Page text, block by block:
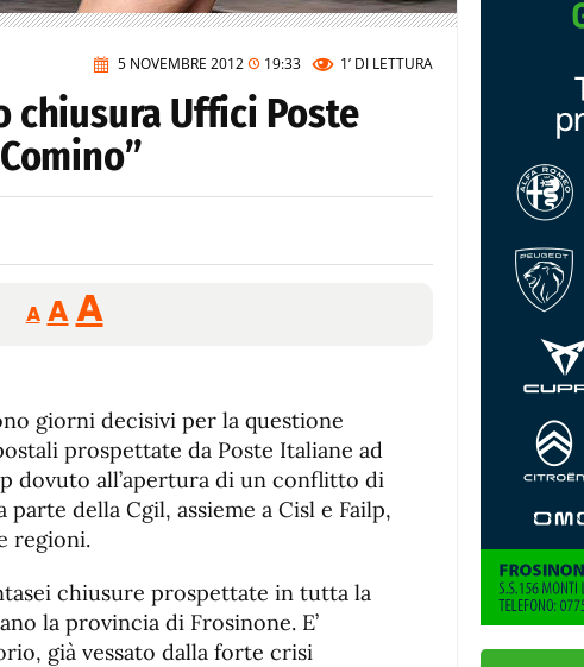
5 NOVEMBRE 2012 19:33 1’ DI LETTURA
chiusura Uffici Poste
A
Reducir
tamaño
A Restablecer
tamaño
fuente
AAumentar
de
fuente.
giorni decisivi per la questione
prospettate da Poste Italiane ad
dovuto all’apertura di un conflitto di
della Cgil, assieme a Cisl e Failp,
regioni.
chiusure prospettate in tutta la
la provincia di Frosinone. E’
già vessato dalla forte crisi